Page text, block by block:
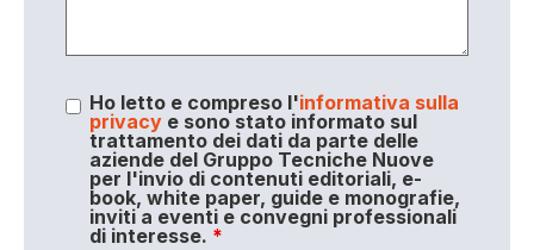
Ho letto e compreso l'informativa sulla
privacye sono stato informato sul
trattamento dei dati da parte delle
aziende del Gruppo Tecniche Nuove
per l'invio di contenuti editoriali, e-
book, white paper, guide e monografie,
inviti a eventi e convegni professionali
di interesse. *